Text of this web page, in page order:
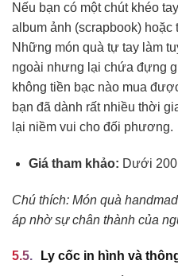
Nếu bạn có một chút khéo
album ảnh (scrapbook) hoặc
Những món quà tự tay làm
ngoài nhưng lại chứa đựng
không tiền bạc nào mua
bạn đã dành rất nhiều thời
lại niềm vui cho đối phương.
Giá tham khảo: Dưới
Chú thích: Món quà
áp nhờ sự chân thành của
Ly cốc in hình và